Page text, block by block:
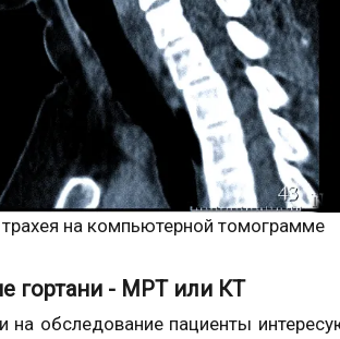
трахея на компьютерной томограмме
гортани - МРТ или КТ
на обследование пациенты